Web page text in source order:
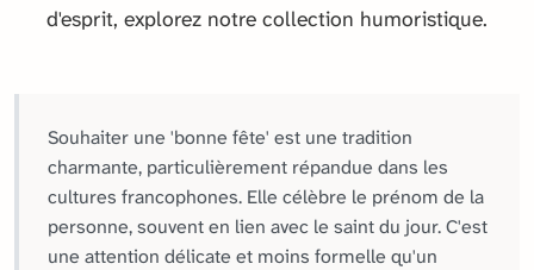
d'esprit, explorez notre collection humoristique.
Souhaiter une 'bonne fête' est une tradition
charmante, particulièrement répandue dans les
cultures francophones. Elle célèbre le prénom de la
personne, souvent en lien avec le saint du jour. C'est
une attention délicate et moins formelle qu'un